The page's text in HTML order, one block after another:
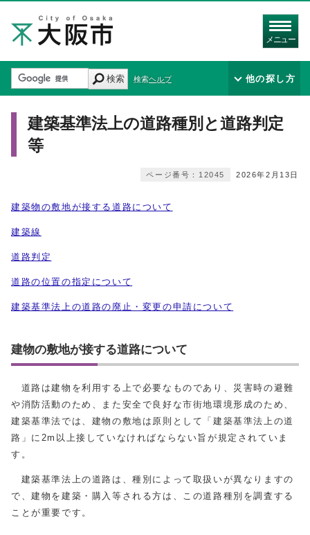
メニュー
検索 検索ヘルプ 他の探し方
建築基準法上の道路種別と道路判定
等
2026年2月13日
ページ番号：12045
建築物の敷地が接する道路について
建築線
道路判定
道路の位置の指定について
建築基準法上の道路の廃止・変更の申請について
建物の敷地が接する道路について
道路は建物を利用する上で必要なものであり、災害時の避難
や消防活動のため、また安全で良好な市街地環境形成のため、
建築基準法では、建物の敷地は原則として「建築基準法上の道
路」に2m以上接していなければならない旨が規定されていま
す。
建築基準法上の道路は、種別によって取扱いが異なりますの
で、建物を建築・購入等される方は、この道路種別を調査する
ことが重要です。